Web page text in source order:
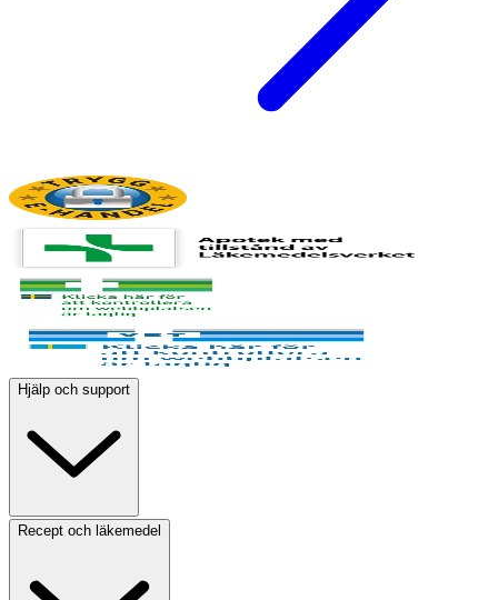
Hjälp och support
Recept och läkemedel